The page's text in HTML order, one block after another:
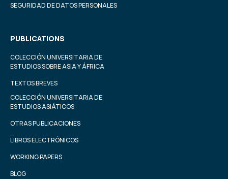
SEGURIDAD DE DATOS PERSONALES
PUBLICATIONS
COLECCIÓN UNIVERSITARIA DE
ESTUDIOS SOBRE ASIA Y ÁFRICA
TEXTOS BREVES
COLECCIÓN UNIVERSITARIA DE
ESTUDIOS ASIÁTICOS
OTRAS PUBLICACIONES
LIBROS ELECTRÓNICOS
WORKING PAPERS
BLOG